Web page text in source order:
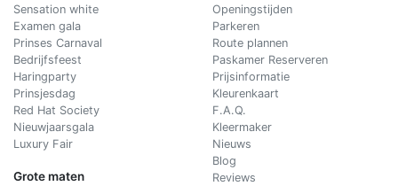
Sensation white
Examen gala
Prinses Carnaval
Bedrijfsfeest
Haringparty
Prinsjesdag
Red Hat Society
Nieuwjaarsgala
Luxury Fair
Grote maten
Openingstijden
Parkeren
Route plannen
Paskamer Reserveren
Prijsinformatie
Kleurenkaart
F.A.Q.
Kleermaker
Nieuws
Blog
Reviews